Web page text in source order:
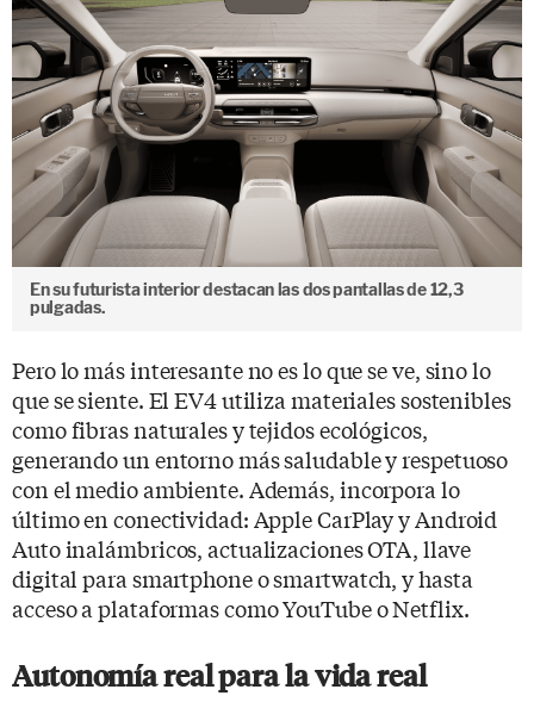
En su futurista interior destacan las dos pantallas de 12,3
pulgadas.
Pero lo más interesante no es lo que se ve, sino lo
que se siente. El EV4 utiliza materiales sostenibles
como fibras naturales y tejidos ecológicos,
generando un entorno más saludable y respetuoso
con el medio ambiente. Además, incorpora lo
último en conectividad: Apple CarPlay y Android
Auto inalámbricos, actualizaciones OTA, llave
digital para smartphone o smartwatch, y hasta
acceso a plataformas como YouTube o Netflix.
Autonomía real para la vida real